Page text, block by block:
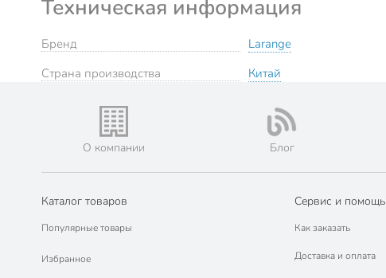
Техническая информация
Бренд
Larange
Страна производства
Китай
О компании Блог
Каталог товаров
Популярные товары
Избранное
Сервис и помощь
Как заказать
Доставка и оплата